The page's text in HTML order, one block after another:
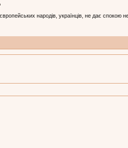
народів, українців, не дає спокою